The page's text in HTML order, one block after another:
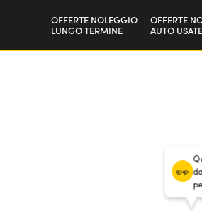
OFFERTE NOLEGGIO
LUNGO TERMINE
OFFERTE
AUTO USATE